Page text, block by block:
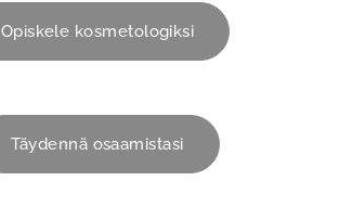
Opiskele kosmetologiksi
Täydennä osaamistasi